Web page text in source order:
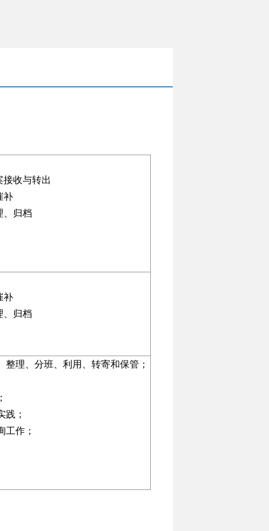
接收与转出
补
、归档
补
、归档
理、分班、利用、转寄和保管；
践；
工作；